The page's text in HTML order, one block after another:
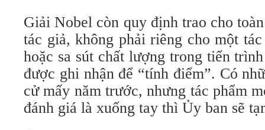
Giải Nobel còn quy định trao cho
tác giả, không phải riêng cho một
hoặc sa sút chất lượng trong tiến
được ghi nhận để “tính điểm”. Có
cử mấy năm trước, nhưng tác phẩm
đánh giá là xuống tay thì Ủy ban sẽ